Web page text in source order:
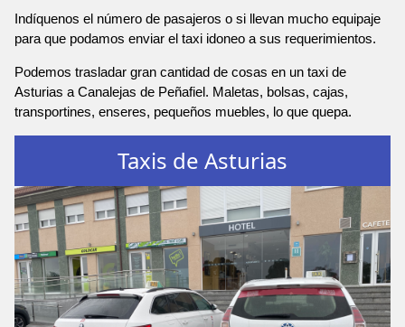
Indíquenos el número de pasajeros o si llevan mucho equipaje
para que podamos enviar el taxi idoneo a sus requerimientos.
Podemos trasladar gran cantidad de cosas en un taxi de
Asturias a Canalejas de Peñafiel. Maletas, bolsas, cajas,
transportines, enseres, pequeños muebles, lo que quepa.
Taxis de Asturias